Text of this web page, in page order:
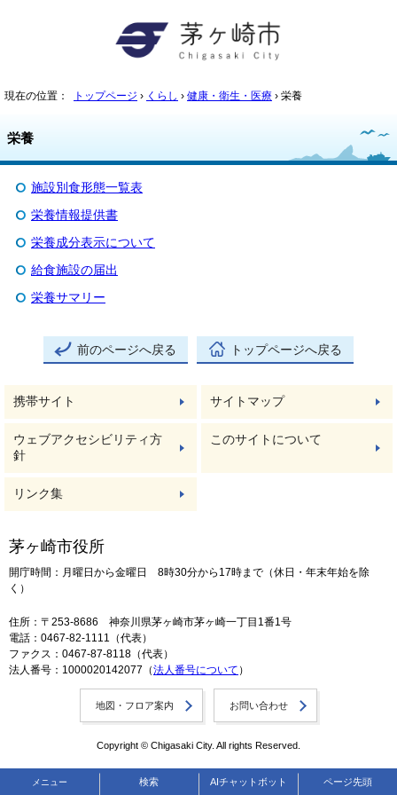
現在の位置： トップページ › くらし › 健康・衛生・医療 › 栄養
栄養
施設別食形態一覧表
栄養情報提供書
栄養成分表示について
給食施設の届出
栄養サマリー
前のページへ戻る トップページへ戻る
メニュー 検索 AIチャットボット ページ先頭
携帯サイト サイトマップ
ウェブアクセシビリティ方
針
このサイトについて
リンク集
茅ヶ崎市役所
開庁時間：月曜日から金曜日 8時30分から17時まで（休日・年末年始を除
く）
住所：〒253-8686 神奈川県茅ヶ崎市茅ヶ崎一丁目1番1号
電話：0467-82-1111（代表）
ファクス：0467-87-8118（代表）
法人番号：1000020142077（法人番号について ）
地図・フロア案内 お問い合わせ
Copyright © Chigasaki City. All rights Reserved.